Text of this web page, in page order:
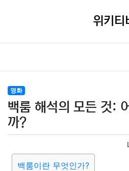
위키티
영화
백룸 해석의 모든 것:
까?
백룸이란 무엇인가?